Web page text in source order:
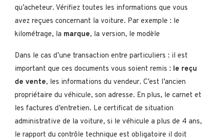
qu’acheteur. Vérifiez toutes les informations que vous
avez reçues concernant la voiture. Par exemple : le
kilométrage, la marque, la version, le modèle
Dans le cas d’une transaction entre particuliers : il est
important que ces documents vous soient remis : le reçu
de vente, les informations du vendeur. C’est l’ancien
propriétaire du véhicule, son adresse. En plus, le carnet et
les factures d’entretien. Le certificat de situation
administrative de la voiture, si le véhicule a plus de 4 ans,
le rapport du contrôle technique est obligatoire il doit